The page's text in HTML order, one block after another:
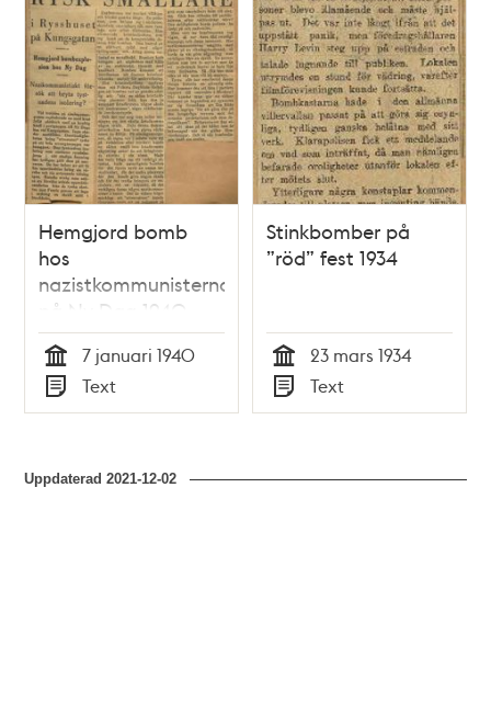
Hemgjord bomb
hos
nazistkommunisterna
på Ny Dag 1940
Tid
7 januari 1940
Typ
Text
Stinkbomber på
”röd” fest 1934
Tid
23 mars 1934
Typ
Text
Uppdaterad2021-12-02